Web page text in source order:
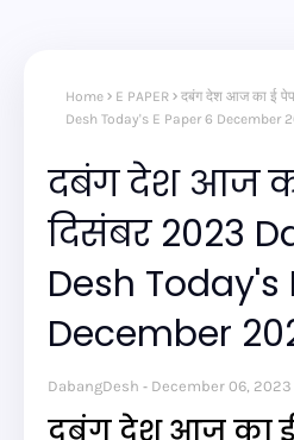
Home E PAPER
दबंग देश आज का ई
Desh Today's E Paper 6 December
दबंग देश आज
दिसंबर 2023
Desh Today's
December
DabangDesh December 06, 2023
दबंग देश आज का ई